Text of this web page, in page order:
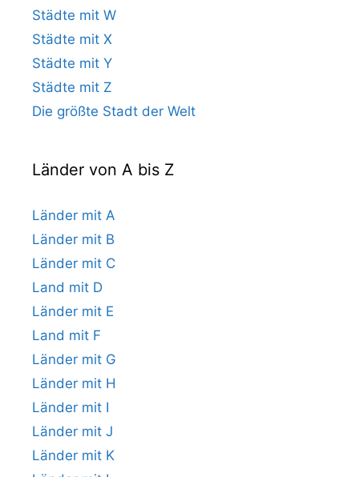
Städte mit W
Städte mit X
Städte mit Y
Städte mit Z
Die größte Stadt der Welt
Länder von A bis Z
Länder mit A
Länder mit B
Länder mit C
Land mit D
Länder mit E
Land mit F
Länder mit G
Länder mit H
Länder mit I
Länder mit J
Länder mit K